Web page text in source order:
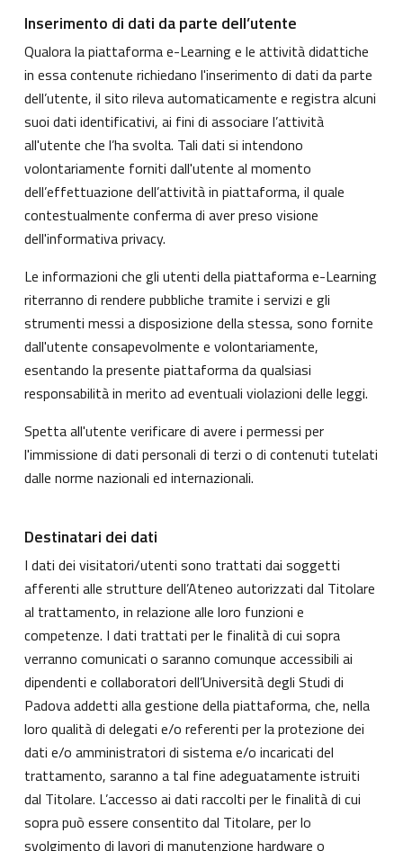
Inserimento di dati da parte dell’utente
Qualora la piattaforma e-Learning e le attività didattiche
in essa contenute richiedano l'inserimento di dati da parte
dell’utente, il sito rileva automaticamente e registra alcuni
suoi dati identificativi, ai fini di associare l’attività
all'utente che l’ha svolta. Tali dati si intendono
volontariamente forniti dall'utente al momento
dell’effettuazione dell’attività in piattaforma, il quale
contestualmente conferma di aver preso visione
dell'informativa privacy.
Le informazioni che gli utenti della piattaforma e-Learning
riterranno di rendere pubbliche tramite i servizi e gli
strumenti messi a disposizione della stessa, sono fornite
dall'utente consapevolmente e volontariamente,
esentando la presente piattaforma da qualsiasi
responsabilità in merito ad eventuali violazioni delle leggi.
Spetta all'utente verificare di avere i permessi per
l'immissione di dati personali di terzi o di contenuti tutelati
dalle norme nazionali ed internazionali.
Destinatari dei dati
I dati dei visitatori/utenti sono trattati dai soggetti
afferenti alle strutture dell’Ateneo autorizzati dal Titolare
al trattamento, in relazione alle loro funzioni e
competenze. I dati trattati per le finalità di cui sopra
verranno comunicati o saranno comunque accessibili ai
dipendenti e collaboratori dell’Università degli Studi di
Padova addetti alla gestione della piattaforma, che, nella
loro qualità di delegati e/o referenti per la protezione dei
dati e/o amministratori di sistema e/o incaricati del
trattamento, saranno a tal fine adeguatamente istruiti
dal Titolare. L’accesso ai dati raccolti per le finalità di cui
sopra può essere consentito dal Titolare, per lo
svolgimento di lavori di manutenzione hardware o